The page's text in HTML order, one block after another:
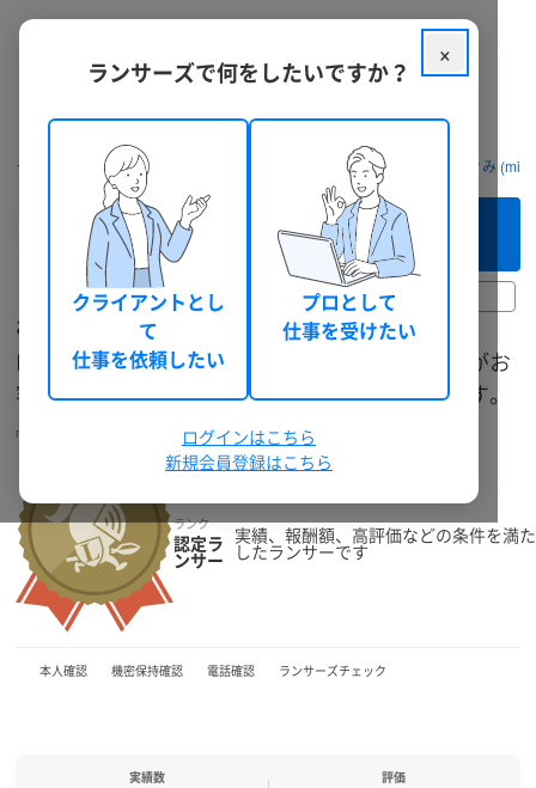
クラウドソーシング ランサーズ フリーランスを探す おかだ つぐみ
6時間前
おかだ つぐみ
印刷物デザイン、バナーやイラストも◎ プロがお
客様のご希望に沿ったデザインを製作いたします。
miruro293 グラフィックデザイナー 個人 大阪府 女性
ランク
認定ラ
ンサー
実績、報酬額、高評価などの条件を満た
したランサーです
本人確認 機密保持確認 電話確認 ランサーズチェック
このフリーランスへ
まずは相談してみる（無料）
実績数 評価
×
ランサーズで何をしたいですか？
クライアントとし
て
仕事を依頼したい
プロとして
仕事を受けたい
ログインはこちら
新規会員登録はこちら